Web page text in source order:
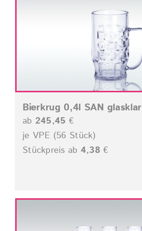
Bierkrug 0,4l SAN glasklar
ab 245,45 €
je VPE (56 Stück)
Stückpreis ab 4,38 €